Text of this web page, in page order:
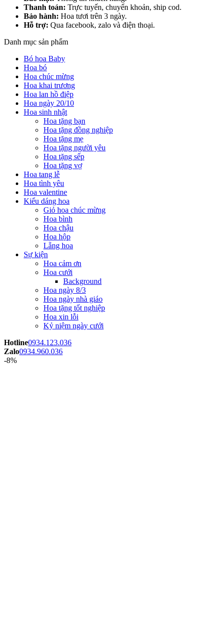
Thanh toán: Trực tuyến, chuyển khoản, ship cod.
Bảo hành: Hoa tươi trên 3 ngày.
Hỗ trợ: Qua facebook, zalo và điện thoại.
Danh mục sản phẩm
Bó hoa Baby
Hoa bó
Hoa chúc mừng
Hoa khai trương
Hoa lan hồ điệp
Hoa ngày 20/10
Hoa sinh nhật
Hoa tặng bạn
Hoa tặng đồng nghiệp
Hoa tặng mẹ
Hoa tặng người yêu
Hoa tặng sếp
Hoa tặng vợ
Hoa tang lễ
Hoa tình yêu
Hoa valentine
Kiểu dáng hoa
Giỏ hoa chúc mừng
Hoa bình
Hoa chậu
Hoa hộp
Lẵng hoa
Sự kiện
Hoa cảm ơn
Hoa cưới
Background
Hoa ngày 8/3
Hoa ngày nhà giáo
Hoa tặng tốt nghiệp
Hoa xin lỗi
Kỷ niệm ngày cưới
Hotline0934.123.036
Zalo0934.960.036
-8%